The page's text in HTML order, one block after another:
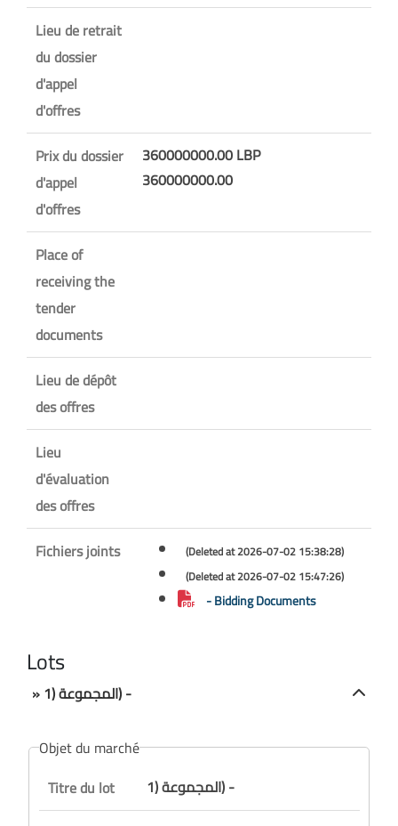
Lieu de retrait
du dossier
d'appel
d'offres
Prix du dossier
d'appel
d'offres
360000000.00 LBP
360000000.00
Place of
receiving the
tender
documents
Lieu de dépôt
des offres
Lieu
d'évaluation
des offres
Fichiers joints
(Deleted at 2026-07-02 15:38:28)
(Deleted at 2026-07-02 15:47:26)
- Bidding Documents
Lots
» المجموعة (1) -
Objet du marché
Titre du lot
المجموعة (1) -